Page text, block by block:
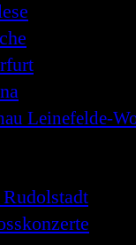
Leinefelde-